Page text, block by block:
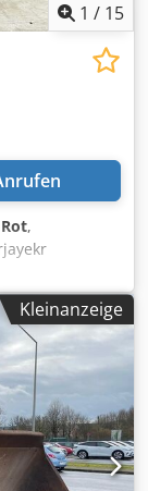
1 / 15
Rot,
Kleinanzeige